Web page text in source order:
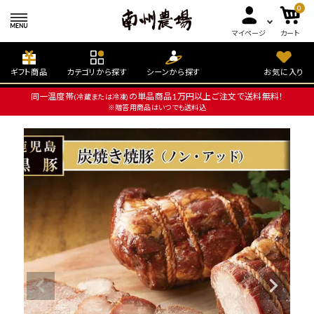
マイページ
0
カート
ギフト商品 カテゴリから探す シーンから探す お気に入り
同一温度帯(冷蔵または冷凍) の単品商品1万円以上ご注文で送料無料！
※贈答用商品はいつでも送料込